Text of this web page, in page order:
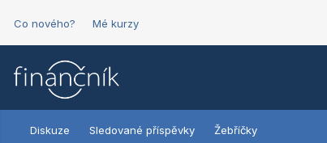
Co nového? Mé kurzy
Diskuze Sledované příspěvky Žebříčky